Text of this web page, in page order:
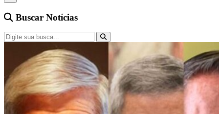
Buscar Notícias